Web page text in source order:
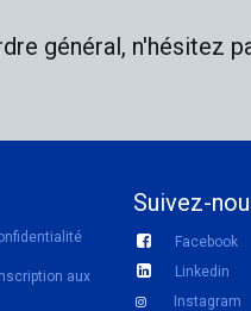
général, n'hésitez
aux
Suivez-
Facebook
Linkedin
Instagram